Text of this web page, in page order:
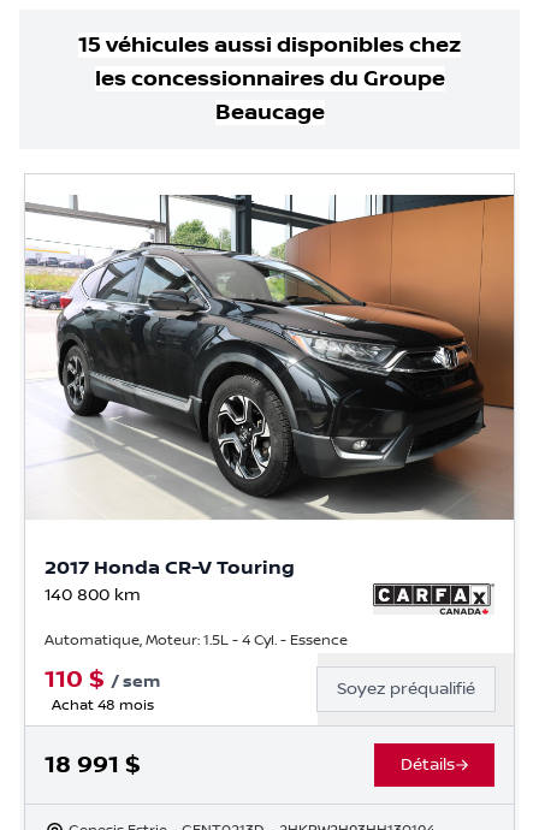
15 véhiculesaussi disponibleschez
les concessionnaires du Groupe
Beaucage
2017 Honda CR-V Touring
140 800 km
Automatique, Moteur: 1.5L - 4 Cyl. - Essence
110 $ /sem
Achat 48 mois
Soyez préqualifié
18 991 $ Détails